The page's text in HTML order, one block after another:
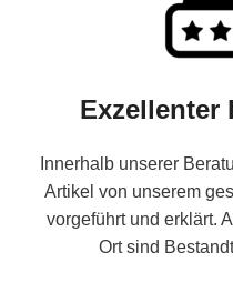
Exzellenter
Innerhalb unserer
Artikel von unserem
vorgeführt und erklärt.
Ort sind